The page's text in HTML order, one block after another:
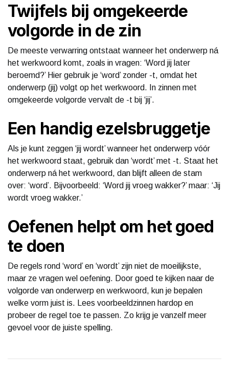
Twijfels bij omgekeerde
volgorde in de zin
De meeste verwarring ontstaat wanneer het onderwerp ná
het werkwoord komt, zoals in vragen: ‘Word jij later
beroemd?’ Hier gebruik je ‘word’ zonder -t, omdat het
onderwerp (jij) volgt op het werkwoord. In zinnen met
omgekeerde volgorde vervalt de -t bij ‘jij’.
Een handig ezelsbruggetje
Als je kunt zeggen ‘jij wordt’ wanneer het onderwerp vóór
het werkwoord staat, gebruik dan ‘wordt’ met -t. Staat het
onderwerp ná het werkwoord, dan blijft alleen de stam
over: ‘word’. Bijvoorbeeld: ‘Word jij vroeg wakker?’ maar: ‘Jij
wordt vroeg wakker.’
Oefenen helpt om het goed
te doen
De regels rond ‘word’ en ‘wordt’ zijn niet de moeilijkste,
maar ze vragen wel oefening. Door goed te kijken naar de
volgorde van onderwerp en werkwoord, kun je bepalen
welke vorm juist is. Lees voorbeeldzinnen hardop en
probeer de regel toe te passen. Zo krijg je vanzelf meer
gevoel voor de juiste spelling.